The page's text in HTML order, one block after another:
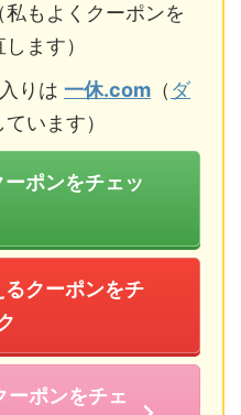
もよくクーポンを
ます）
りは 一休.com （ ダ
います）
ポンをチェッ
クーポンをチ
ポンをチェ